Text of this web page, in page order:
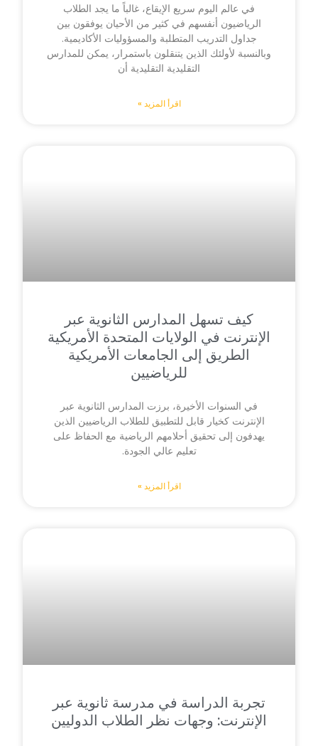
في عالم اليوم سريع الإيقاع، غالباً ما يجد الطلاب
الرياضيون أنفسهم في كثير من الأحيان يوفقون بين
جداول التدريب المتطلبة والمسؤوليات الأكاديمية.
وبالنسبة لأولئك الذين يتنقلون باستمرار، يمكن للمدارس
التقليدية التقليدية أن
اقرأ المزيد »
كيف تسهل المدارس الثانوية عبر
الإنترنت في الولايات المتحدة الأمريكية
الطريق إلى الجامعات الأمريكية
للرياضيين
في السنوات الأخيرة، برزت المدارس الثانوية عبر
الإنترنت كخيار قابل للتطبيق للطلاب الرياضيين الذين
يهدفون إلى تحقيق أحلامهم الرياضية مع الحفاظ على
تعليم عالي الجودة.
اقرأ المزيد »
تجربة الدراسة في مدرسة ثانوية عبر
الإنترنت: وجهات نظر الطلاب الدوليين